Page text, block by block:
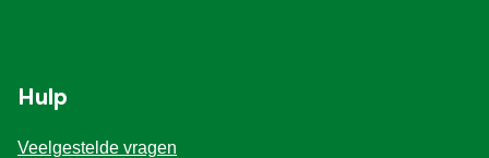
Hulp
Veelgestelde vragen